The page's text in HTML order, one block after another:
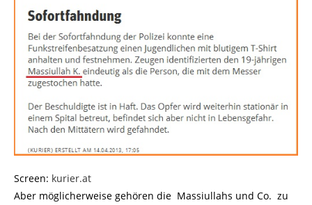
Screen: kurier.at
Aber möglicherweise gehören die Massiullahs und Co. zu